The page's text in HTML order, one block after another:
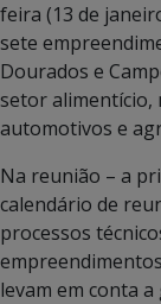
feira (13 de
sete
Dourados e
setor alimentício,
automotivos e
Na reunião – a
calendário de
processos
levam em conta